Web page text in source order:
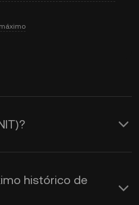
actualizaciones de
real para
Initia se ve
histórico de